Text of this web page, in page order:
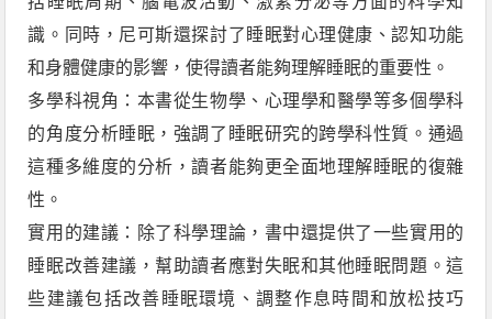
識。同時，尼可斯還探討了睡眠對心理健康、認知功能
和身體健康的影響，使得讀者能夠理解睡眠的重要性。
多學科視角：本書從生物學、心理學和醫學等多個學科
的角度分析睡眠，強調了睡眠研究的跨學科性質。通過
這種多維度的分析，讀者能夠更全面地理解睡眠的復雜
性。
實用的建議：除了科學理論，書中還提供了一些實用的
睡眠改善建議，幫助讀者應對失眠和其他睡眠問題。這
些建議包括改善睡眠環境、調整作息時間和放松技巧